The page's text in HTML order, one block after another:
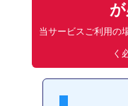
当サービスご利用の
く